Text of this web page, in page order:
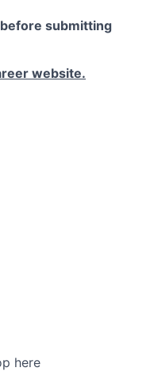
before submitting
website.
here